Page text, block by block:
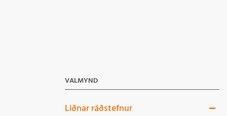
VALMYND
Liðnar ráðstefnur